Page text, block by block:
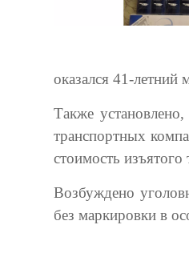
оказался 41-
Также
транспортных
стоимость
Возбуждено
без маркировки в